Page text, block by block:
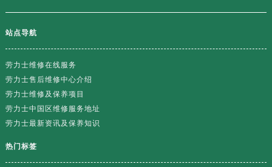
站点导航
劳力士维修在线服务
劳力士售后维修中心介绍
劳力士维修及保养项目
劳力士中国区维修服务地址
劳力士最新资讯及保养知识
热门标签